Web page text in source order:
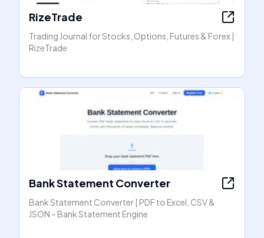
RizeTrade
Trading Journal for Stocks, Options, Futures & Forex |
RizeTrade
Bank Statement Converter
Bank Statement Converter | PDF to Excel, CSV &
JSON – Bank Statement Engine